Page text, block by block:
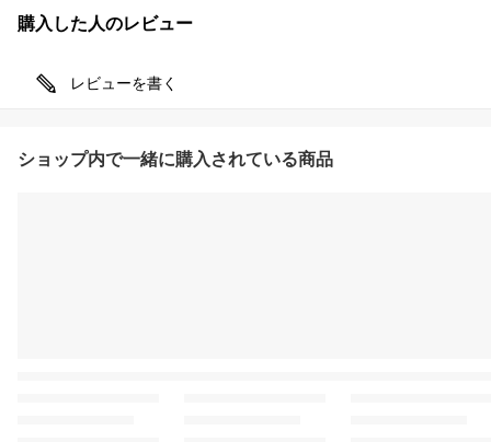
購入した人のレビュー
レビューを書く
ショップ内で一緒に購入されている商品